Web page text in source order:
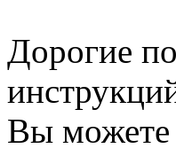
Дорогие
Вы можете